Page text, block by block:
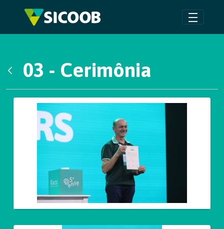
Pular para o Conteúdo principal
03 - Cerimônia
Galeria de Mídias